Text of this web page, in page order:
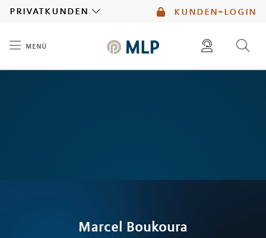
kunden-login
privatkunden
menü
Marcel Boukoura